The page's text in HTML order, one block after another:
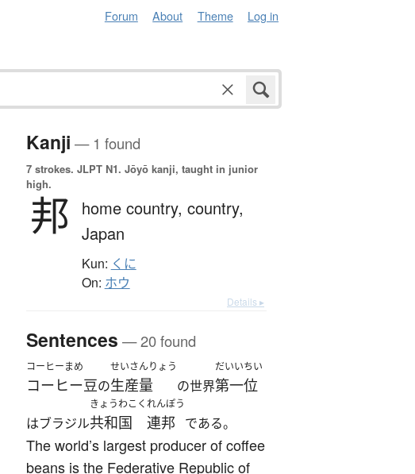
Forum About Theme Log in
Kanji — 1 found
7 strokes. JLPT N1. Jōyō kanji, taught in junior
high.
邦 home country, country,
Japan
Kun: くに
On: ホウ
Details ▸
Sentences — 20 found
コーヒーまめ
コーヒー豆の
せいさんりょう
生産量 の世界
だいいちい
第一位
はブラジル
きょうわこく
共和国
れんぽう
連邦 である。
The world’s largest producer of coffee
beans is the Federative Republic of